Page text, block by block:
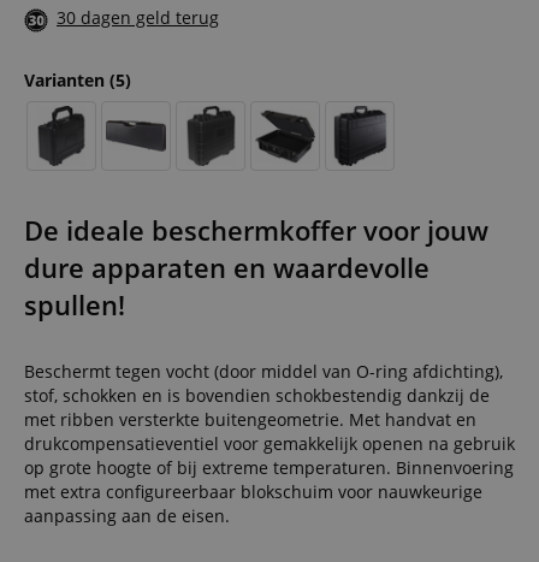
30 dagen geld terug
Varianten (5)
De ideale beschermkoffer voor jouw
dure apparaten en waardevolle
spullen!
Beschermt tegen vocht (door middel van O-ring afdichting),
stof, schokken en is bovendien schokbestendig dankzij de
met ribben versterkte buitengeometrie. Met handvat en
drukcompensatieventiel voor gemakkelijk openen na gebruik
op grote hoogte of bij extreme temperaturen. Binnenvoering
met extra configureerbaar blokschuim voor nauwkeurige
aanpassing aan de eisen.